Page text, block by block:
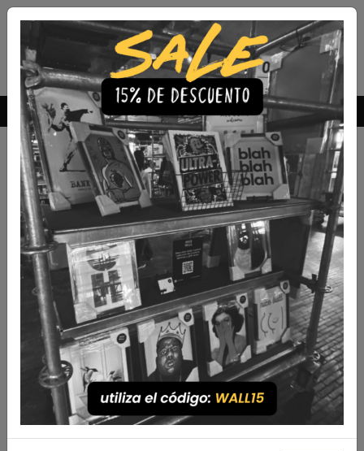
Envío Gratis a todo Chile comprando 3 o más productos